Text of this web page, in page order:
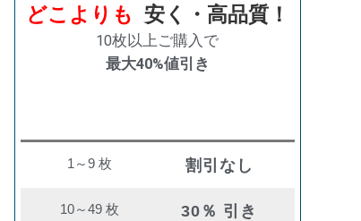
どこよりも 安く・高品質！
10枚以上ご購入で
最大40%値引き
1～9 枚 割引なし
10～49 枚 30％ 引き